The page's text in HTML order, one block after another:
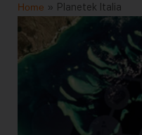
Home » Planetek Italia